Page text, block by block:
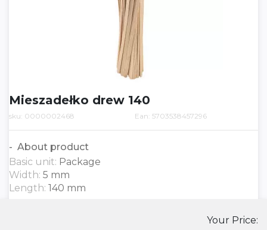
Mieszadełko drew 140
sku: 0000002468 Ean: 5703538457296
About product
Basic unit: Package
Width: 5 mm
Length: 140 mm
Your Price: